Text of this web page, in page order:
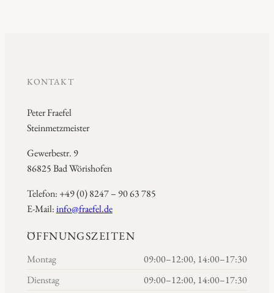
KONTAKT
Peter Fraefel
Steinmetzmeister
Gewerbestr. 9
86825 Bad Wörishofen
Telefon: +49 (0) 8247 – 90 63 785
E-Mail:info@fraefel.de
ÖFFNUNGSZEITEN
Montag
09:00–12:00, 14:00–17:30
Dienstag
09:00–12:00, 14:00–17:30